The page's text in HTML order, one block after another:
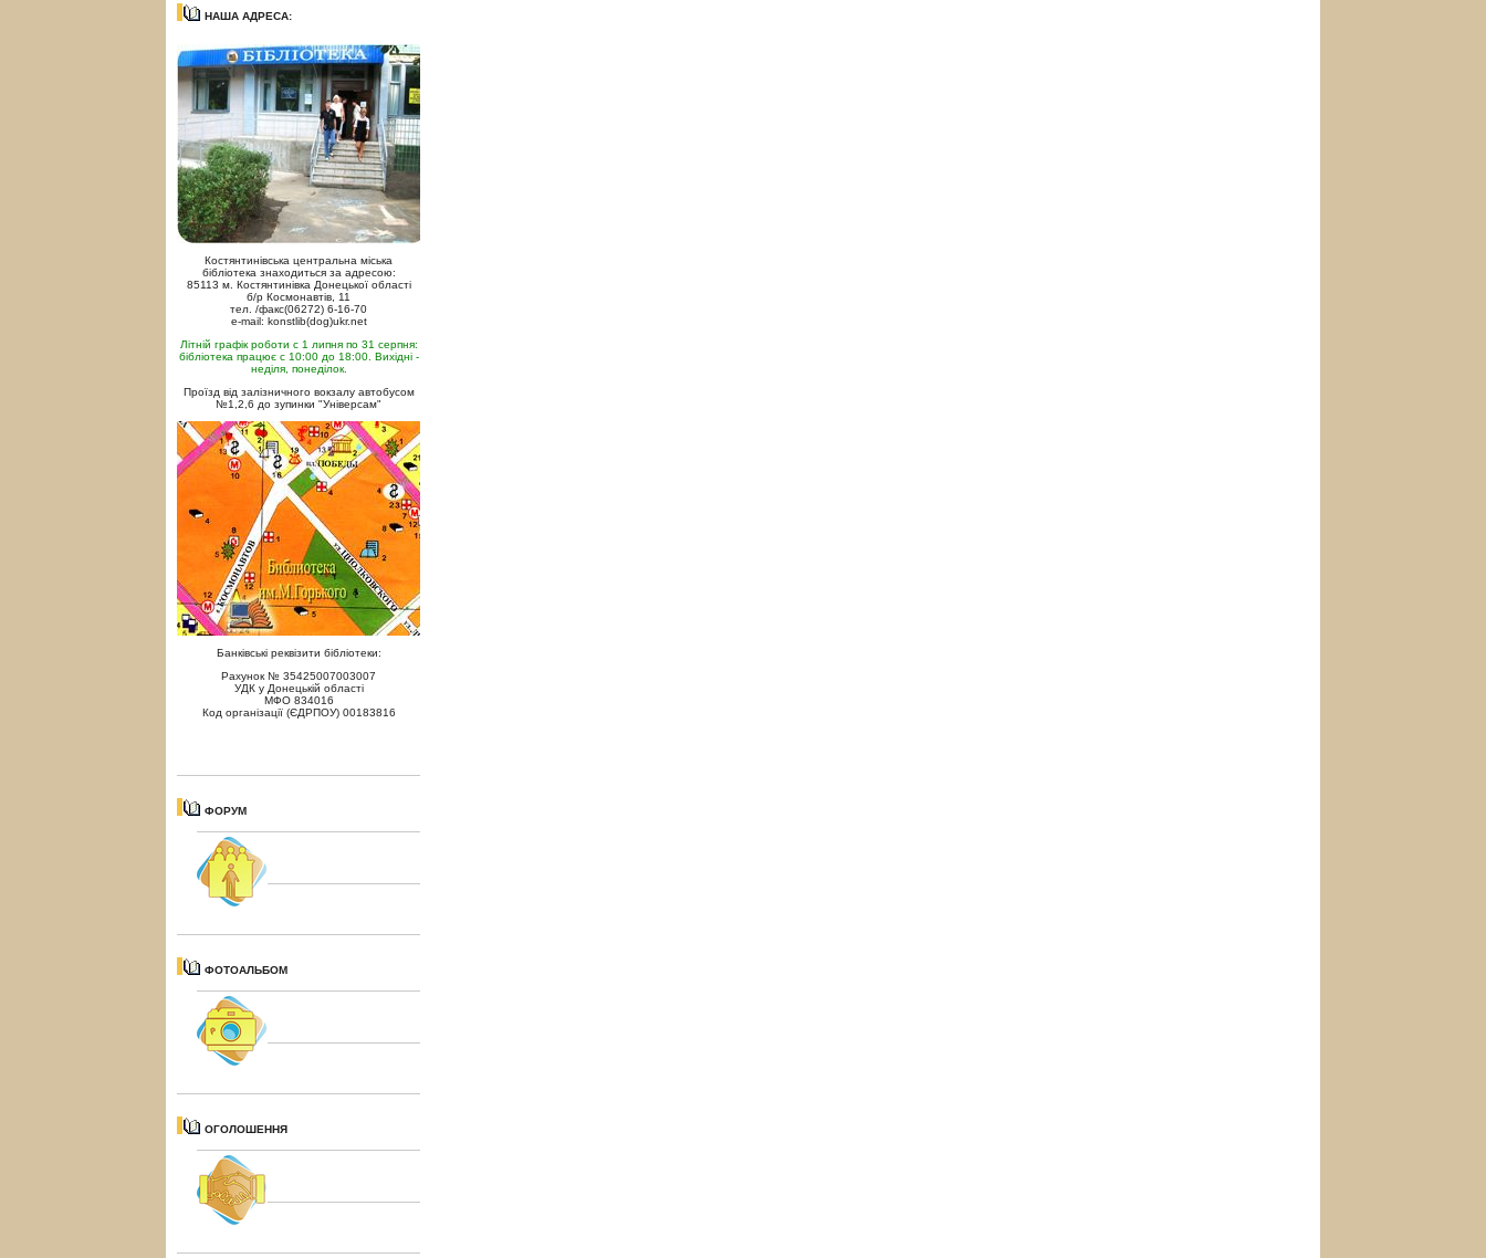
НАША АДРЕСА:
Костянтинівська центральна міська
бібліотека знаходиться за адресою:
85113 м. Костянтинівка Донецької області
б/р Космонавтів, 11
тел. /факс(06272) 6-16-70
e-mail: konstlib(dog)ukr.net
Літній графік роботи с 1 липня по 31 серпня:
бібліотека працює с 10:00 до 18:00. Вихідні -
неділя, понеділок.
Проїзд від залізничного вокзалу автобусом
№1,2,6 до зупинки "Універсам"
Банківські реквізити бібліотеки:
Рахунок № 35425007003007
УДК у Донецькій області
МФО 834016
Код організації (ЄДРПОУ) 00183816
ФОРУМ
ФОТОАЛЬБОМ
ОГОЛОШЕННЯ